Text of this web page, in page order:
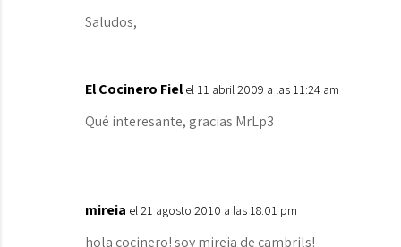
Saludos,
El Cocinero Fiel el 11 abril 2009 a las 11:24 am
Qué interesante, gracias MrLp3
mireia el 21 agosto 2010 a las 18:01 pm
hola cocinero! soy mireia de cambrils!